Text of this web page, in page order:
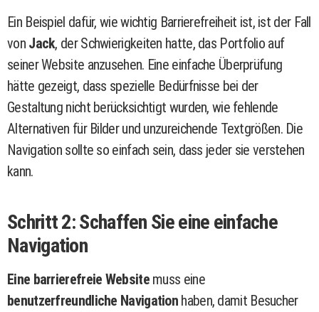
Ein Beispiel dafür, wie wichtig Barrierefreiheit ist, ist der Fall
von Jack, der Schwierigkeiten hatte, das Portfolio auf
seiner Website anzusehen. Eine einfache Überprüfung
hätte gezeigt, dass spezielle Bedürfnisse bei der
Gestaltung nicht berücksichtigt wurden, wie fehlende
Alternativen für Bilder und unzureichende Textgrößen. Die
Navigation sollte so einfach sein, dass jeder sie verstehen
kann.
Schritt 2: Schaffen Sie eine einfache
Navigation
Eine barrierefreie Websitemuss eine
benutzerfreundliche Navigation haben, damit Besucher